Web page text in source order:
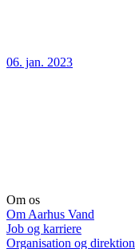
06. jan. 2023
Om os
Om Aarhus Vand
Job og karriere
Organisation og direktion